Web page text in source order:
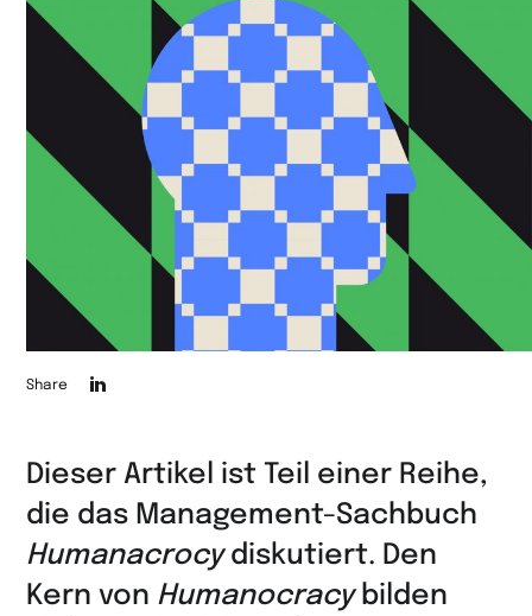
auf
LinkedIn
Share
Dieser Artikel ist Teil einer Reihe,
die das Management-Sachbuch
Humanacrocydiskutiert. Den
Kern von Humanocracybilden